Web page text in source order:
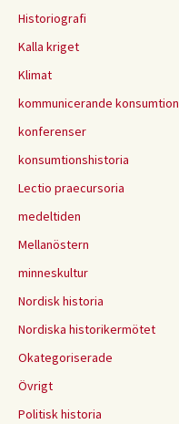
Historiografi
Kalla kriget
Klimat
kommunicerande konsumtion
konferenser
konsumtionshistoria
Lectio praecursoria
medeltiden
Mellanöstern
minneskultur
Nordisk historia
Nordiska historikermötet
Okategoriserade
Övrigt
Politisk historia